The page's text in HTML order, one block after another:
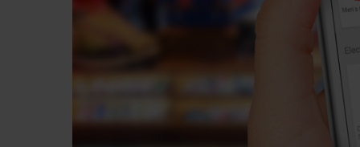
Premi invio per cercare o ESC per